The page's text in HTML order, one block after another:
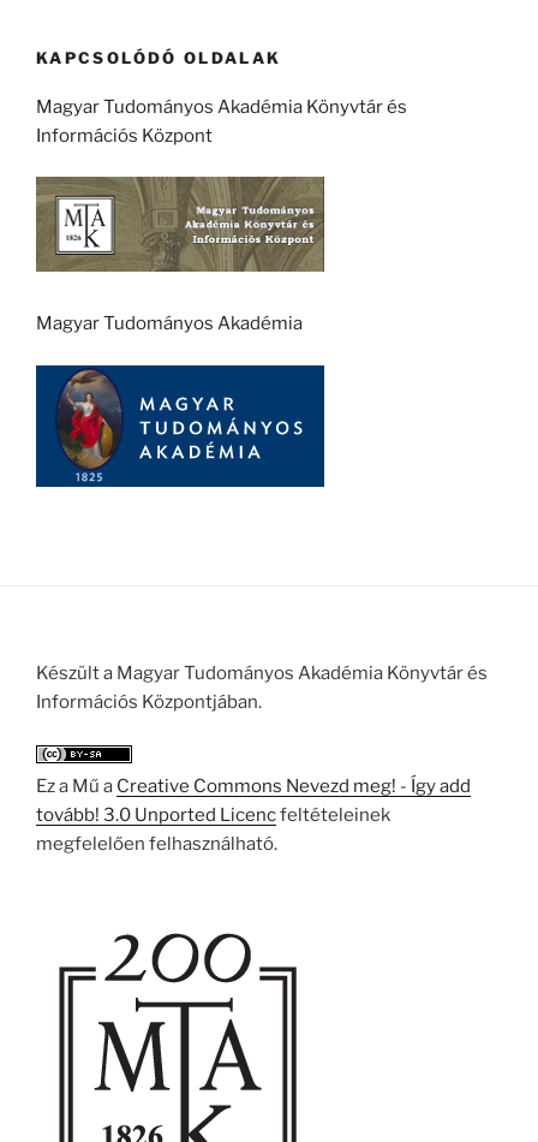
KAPCSOLÓDÓ OLDALAK
Magyar Tudományos Akadémia Könyvtár és
Információs Központ
Magyar Tudományos Akadémia
Készült a Magyar Tudományos Akadémia Könyvtár és
Információs Központjában.
Ez a Mű a Creative Commons Nevezd meg! - Így add
tovább! 3.0 Unported Licencfeltételeinek
megfelelően felhasználható.